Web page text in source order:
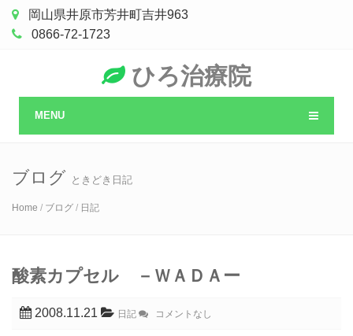
岡山県井原市芳井町吉井963
0866-72-1723
ひろ治療院
MENU
ブログ ときどき日記
Home / ブログ / 日記
酸素カプセル －ＷＡＤＡー
2008.11.21 日記 コメントなし